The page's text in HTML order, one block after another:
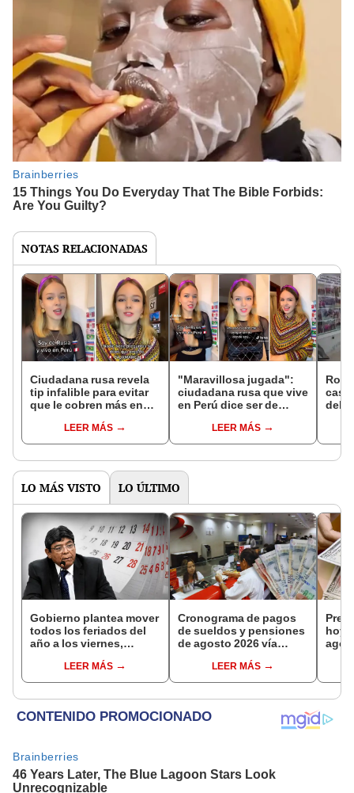
NOTAS RELACIONADAS
Ciudadana rusa revela
tip infalible para evitar
que le cobren más en
cajamarquina"
LEER MÁS
"Maravillosa jugada":
ciudadana rusa que vive
en Perú dice ser de
pagar de más
LEER MÁS
LO MÁS VISTO LO ÚLTIMO
Gobierno plantea mover
todos los feriados del
año a los viernes,
Navidad y Año Nuevo
LEER MÁS
Cronograma de pagos
de sueldos y pensiones
de agosto 2026 vía
conoce las fechas de
depósito
LEER MÁS
hoy,